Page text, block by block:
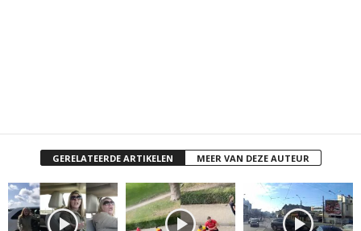
GERELATEERDE ARTIKELEN MEER VAN DEZE AUTEUR